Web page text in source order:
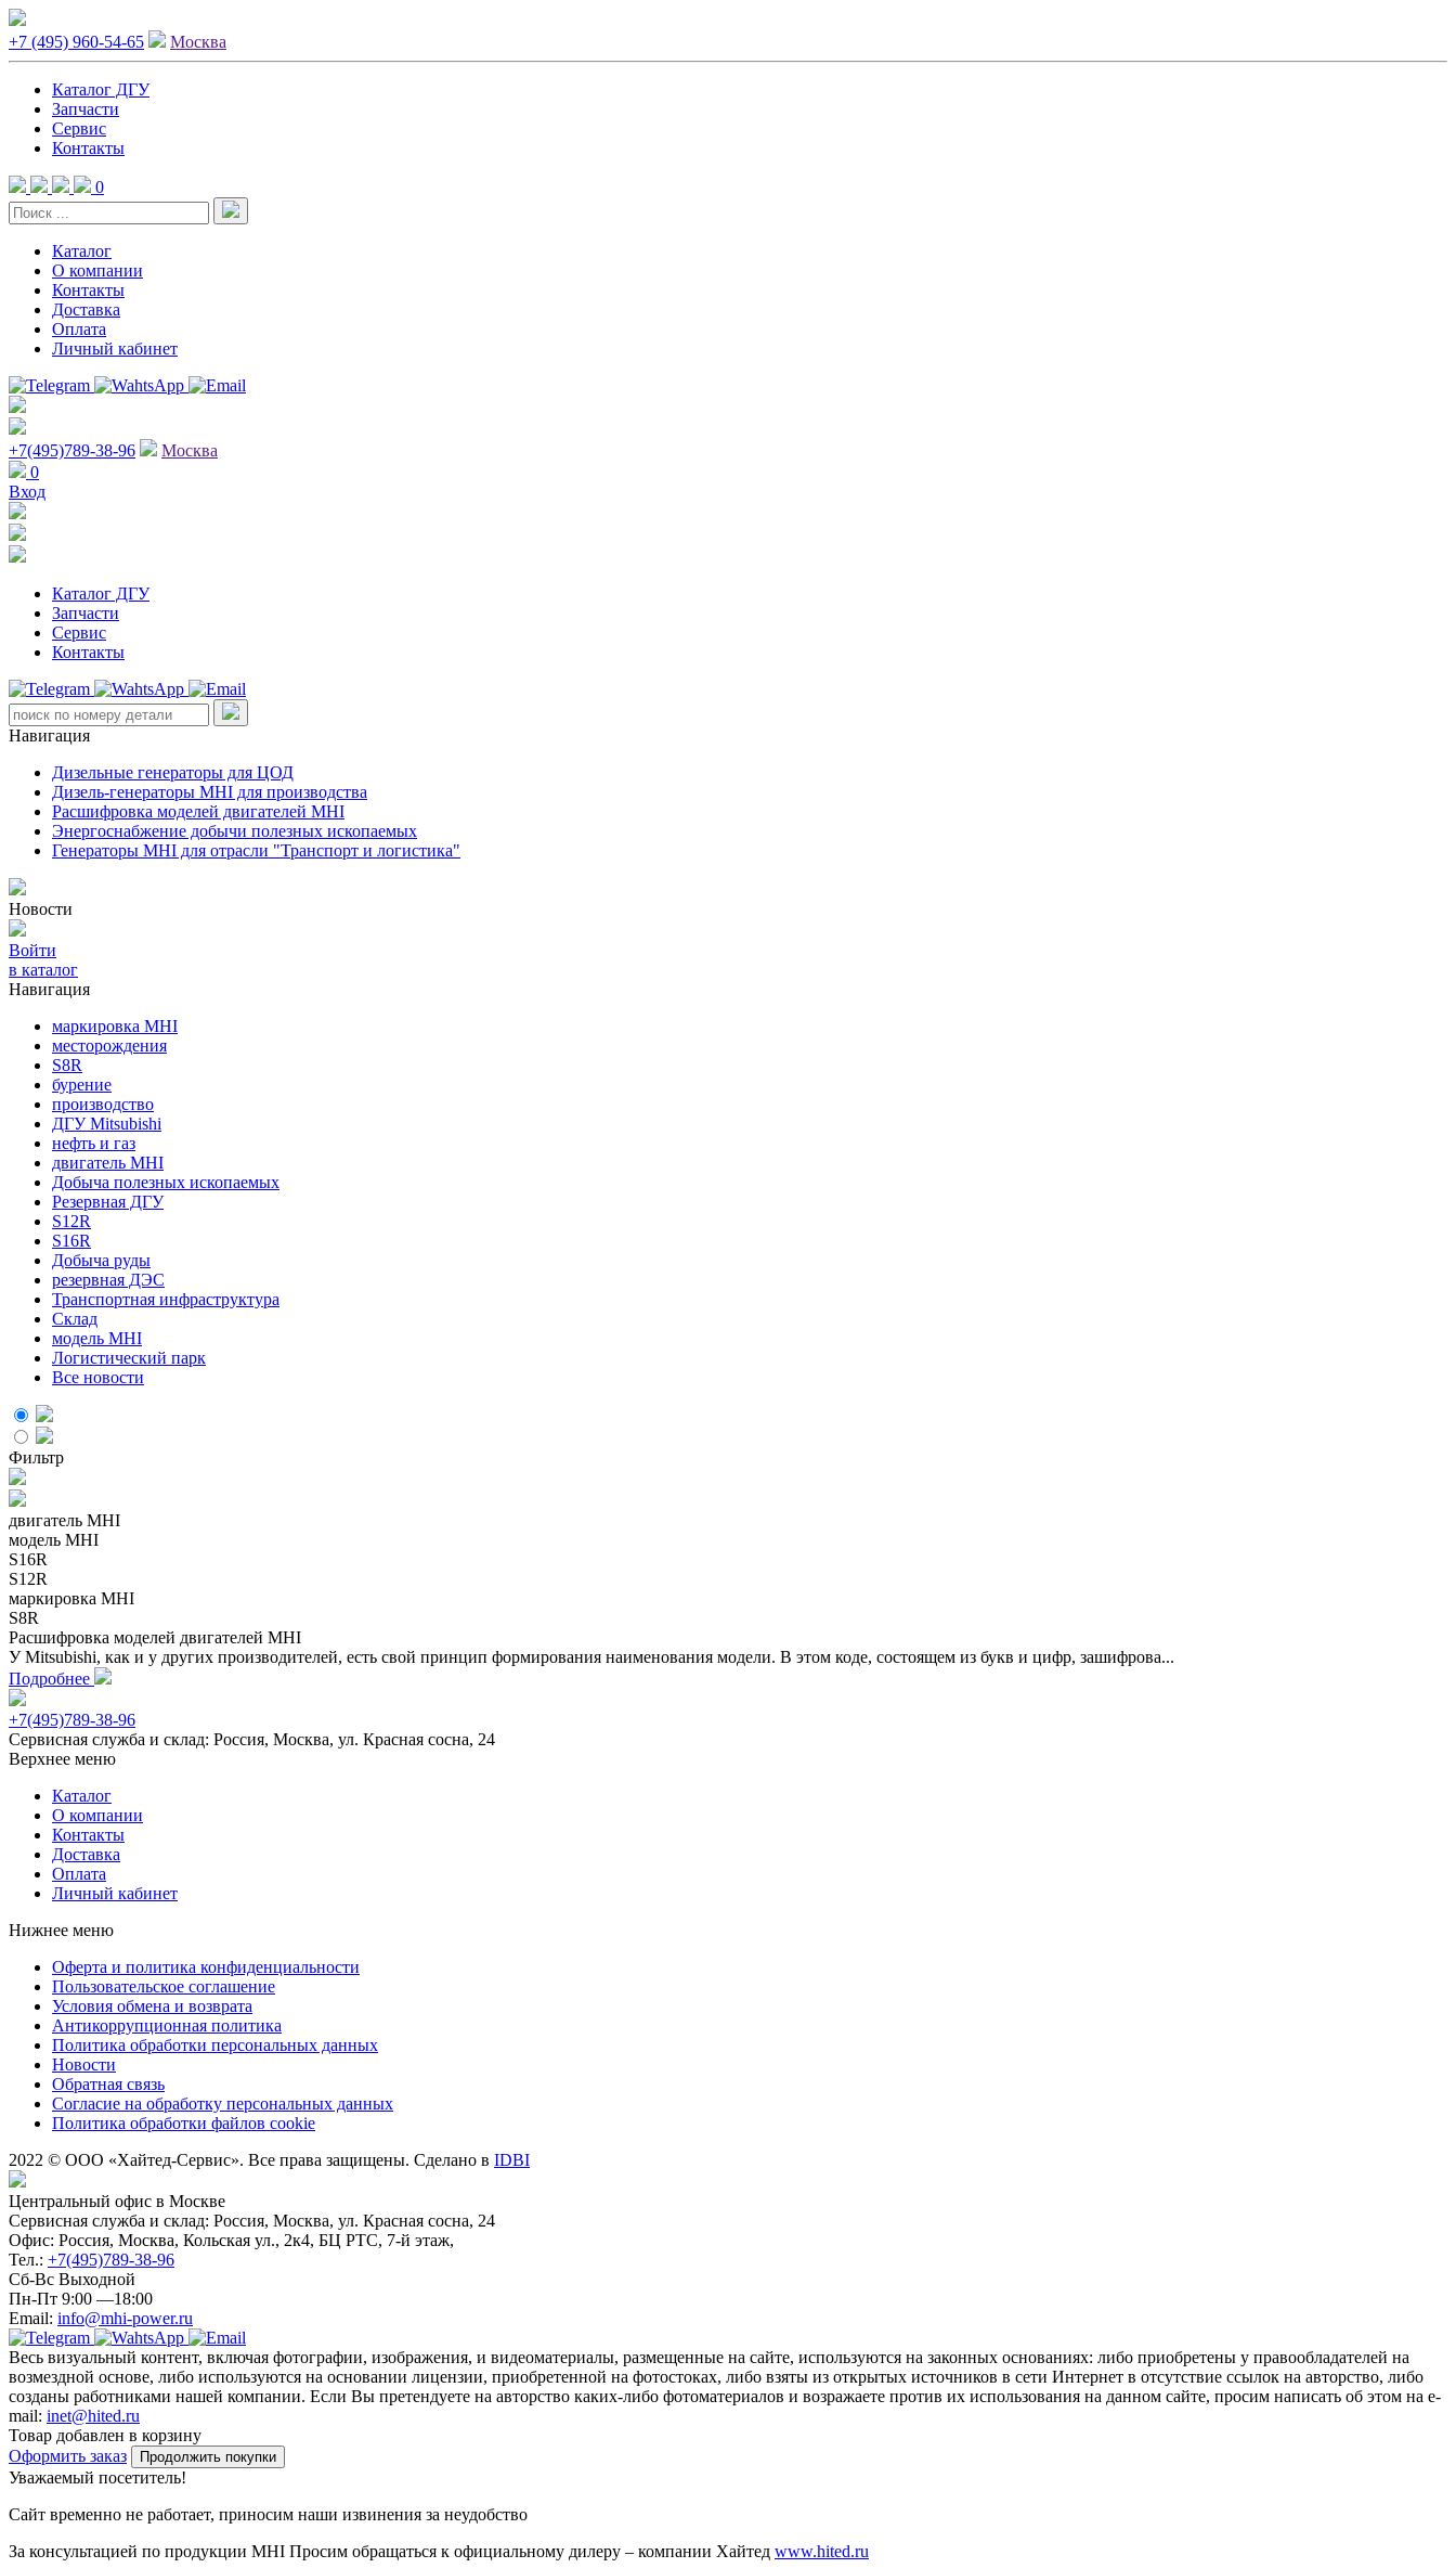
+7 (495) 960-54-65 Москва
Каталог ДГУ
Запчасти
Сервис
Контакты
0
Каталог
О компании
Контакты
Доставка
Оплата
Личный кабинет
+7(495)789-38-96
Москва
0
Вход
Каталог ДГУ
Запчасти
Сервис
Контакты
Навигация
Дизельные генераторы для ЦОД
Дизель-генераторы MHI для производства
Расшифровка моделей двигателей MHI
Энергоснабжение добычи полезных ископаемых
Генераторы MHI для отрасли "Транспорт и логистика"
Новости
Войти
в каталог
Навигация
маркировка MHI
месторождения
S8R
бурение
производство
ДГУ Mitsubishi
нефть и газ
двигатель MHI
Добыча полезных ископаемых
Резервная ДГУ
S12R
S16R
Добыча руды
резервная ДЭС
Транспортная инфраструктура
Склад
модель MHI
Логистический парк
Все новости
Фильтр
двигатель MHI
модель MHI
S16R
S12R
маркировка MHI
S8R
Расшифровка моделей двигателей MHI
У Mitsubishi, как и у других производителей, есть свой принцип формирования наименования модели. В этом коде, состоящем из букв и цифр, зашифрова...
Подробнее
+7(495)789-38-96
Сервисная служба и склад: Россия, Москва, ул. Красная сосна, 24
Верхнее меню
Каталог
О компании
Контакты
Доставка
Оплата
Личный кабинет
Нижнее меню
Оферта и политика конфиденциальности
Пользовательское соглашение
Условия обмена и возврата
Антикоррупционная политика
Политика обработки персональных данных
Новости
Обратная связь
Согласие на обработку персональных данных
Политика обработки файлов cookie
2022 © ООО «Хайтед-Сервис». Все права защищены. Сделано в IDBI
Центральный офис в Москве
Сервисная служба и склад: Россия, Москва, ул. Красная сосна, 24
Офис: Россия, Москва, Кольская ул., 2к4, БЦ РТС, 7-й этаж,
Тел.: +7(495)789-38-96
Сб-Вс Выходной
Пн-Пт 9:00 —18:00
Email: info@mhi-power.ru
Весь визуальный контент, включая фотографии, изображения, и видеоматериалы, размещенные на сайте, используются на законных основаниях: либо приобретены у правообладателей на
возмездной основе, либо используются на основании лицензии, приобретенной на фотостоках, либо взяты из открытых источников в сети Интернет в отсутствие ссылок на авторство, либо
созданы работниками нашей компании. Если Вы претендуете на авторство каких-либо фотоматериалов и возражаете против их использования на данном сайте, просим написать об этом на e-
mail: inet@hited.ru
Товар добавлен в корзину
Оформить заказ
Продолжить покупки
Уважаемый посетитель!
Сайт временно не работает, приносим наши извинения за неудобство
За консультацией по продукции MHI Просим обращаться к официальному дилеру – компании Хайтед www.hited.ru